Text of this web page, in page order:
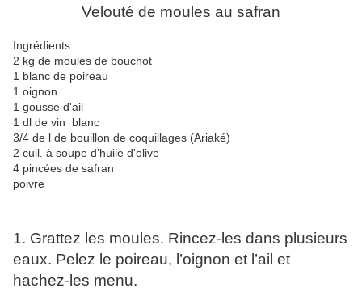
Velouté de moules au safran
Ingrédients :
2 kg de moules de bouchot
1 blanc de poireau
1 oignon
1 gousse d'ail
1 dl de vin blanc
3/4 de l de bouillon de coquillages (Ariaké)
2 cuil. à soupe d’huile d'olive
4 pincées de safran
poivre
1. Grattez les moules. Rincez-les dans plusieurs
eaux. Pelez le poireau, l’oignon et l’ail et
hachez-les menu.